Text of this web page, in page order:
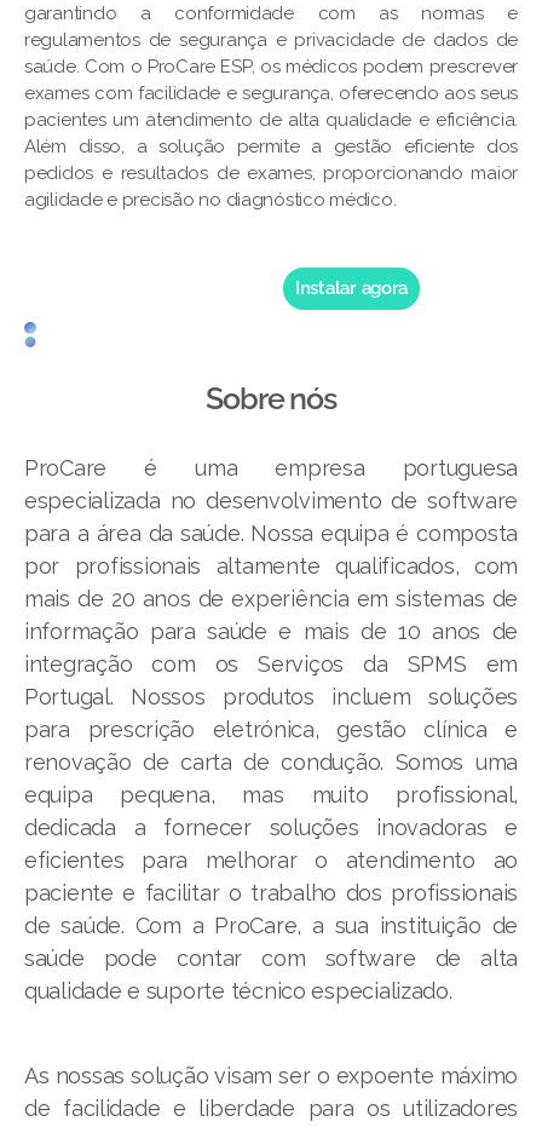
garantindo a conformidade com as normas e
regulamentos de segurança e privacidade de dados de
saúde. Com o ProCare ESP, os médicos podem prescrever
exames com facilidade e segurança, oferecendo aos seus
pacientes um atendimento de alta qualidade e eficiência.
Além disso, a solução permite a gestão eficiente dos
pedidos e resultados de exames, proporcionando maior
agilidade e precisão no diagnóstico médico.
Instalar agora
Sobre nós
ProCare é uma empresa portuguesa
especializada no desenvolvimento de software
para a área da saúde. Nossa equipa é composta
por profissionais altamente qualificados, com
mais de 20 anos de experiência em sistemas de
informação para saúde e mais de 10 anos de
integração com os Serviços da SPMS em
Portugal. Nossos produtos incluem soluções
para prescrição eletrónica, gestão clínica e
renovação de carta de condução. Somos uma
equipa pequena, mas muito profissional,
dedicada a fornecer soluções inovadoras e
eficientes para melhorar o atendimento ao
paciente e facilitar o trabalho dos profissionais
de saúde. Com a ProCare, a sua instituição de
saúde pode contar com software de alta
qualidade e suporte técnico especializado.
As nossas solução visam ser o expoente máximo
de facilidade e liberdade para os utilizadores